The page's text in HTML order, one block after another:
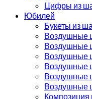
Цифры из
Юбилей
Букеты из
Воздушные
Воздушные
Воздушные
Воздушные
Воздушные
Воздушные
Композиция